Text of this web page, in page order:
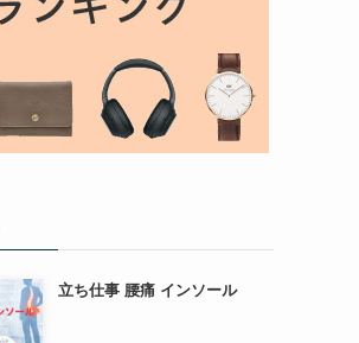
立ち仕事 腰痛 インソール